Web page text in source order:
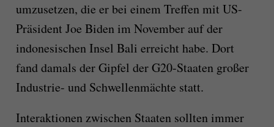
umzusetzen, die er bei einem Treffen mit US-
Präsident Joe Biden im November auf der
indonesischen Insel Bali erreicht habe. Dort
fand damals der Gipfel der G20-Staaten großer
Industrie- und Schwellenmächte statt.
Interaktionen zwischen Staaten sollten immer